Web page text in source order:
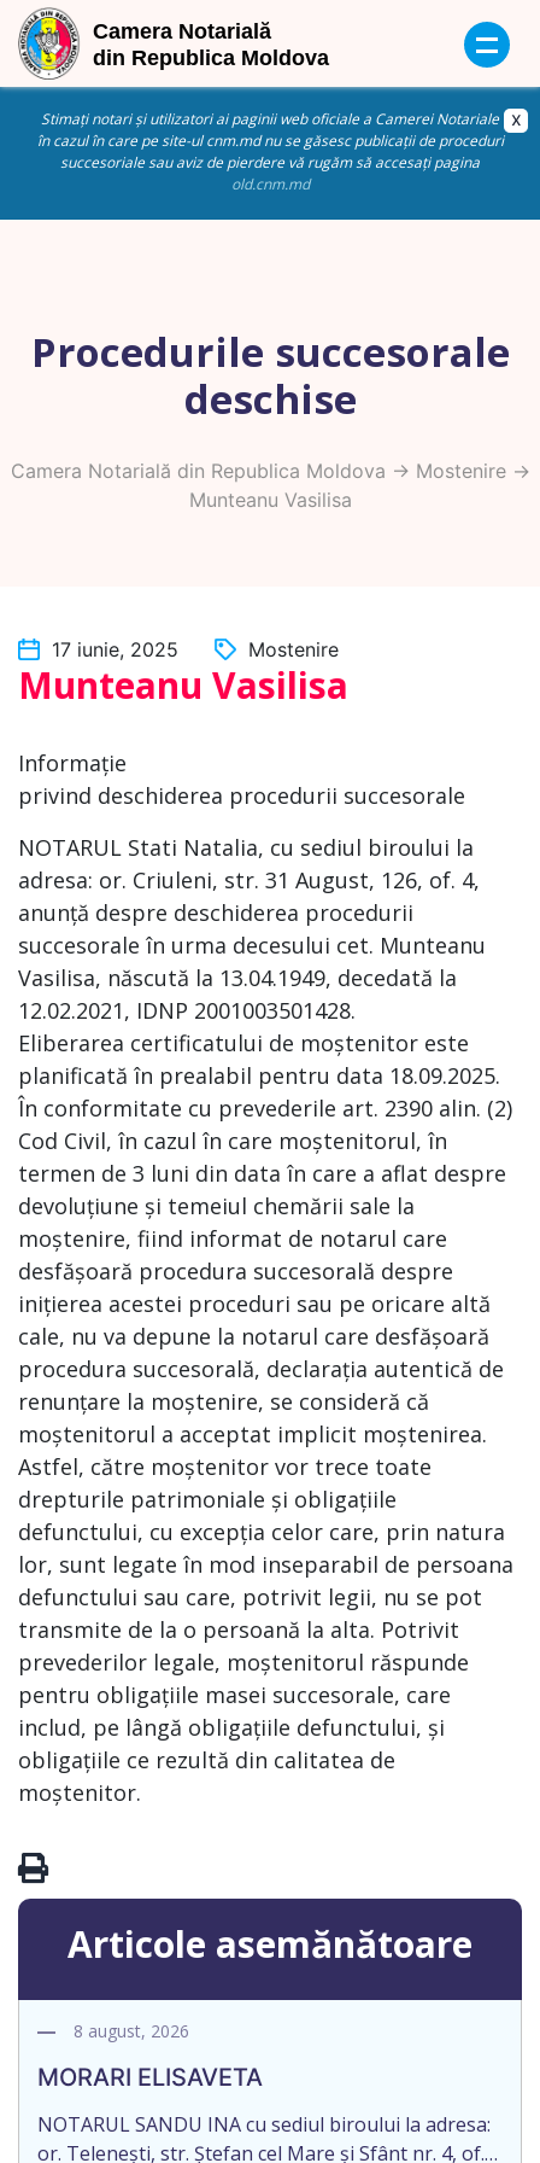
Stimați notari și utilizatori ai paginii web oficiale a Camerei Notariale
în cazul în care pe site-ul cnm.md nu se găsesc publicații de proceduri
succesoriale sau aviz de pierdere vă rugăm să accesați pagina
old.cnm.md
Procedurile succesorale
deschise
Camera Notarială din Republica Moldova -> Mostenire->
Munteanu Vasilisa
17 iunie, 2025 Mostenire
Munteanu Vasilisa
Informație
privind deschiderea procedurii succesorale
NOTARUL Stati Natalia, cu sediul biroului la
adresa: or. Criuleni, str. 31 August, 126, of. 4,
anunță despre deschiderea procedurii
succesorale în urma decesului cet. Munteanu
Vasilisa, născută la 13.04.1949, decedată la
12.02.2021, IDNP 2001003501428.
Eliberarea certificatului de moștenitor este
planificată în prealabil pentru data 18.09.2025.
În conformitate cu prevederile art. 2390 alin. (2)
Cod Civil, în cazul în care moștenitorul, în
termen de 3 luni din data în care a aflat despre
devoluțiune și temeiul chemării sale la
moștenire, fiind informat de notarul care
desfășoară procedura succesorală despre
inițierea acestei proceduri sau pe oricare altă
cale, nu va depune la notarul care desfășoară
procedura succesorală, declarația autentică de
renunțare la moștenire, se consideră că
moștenitorul a acceptat implicit moștenirea.
Astfel, către moștenitor vor trece toate
drepturile patrimoniale și obligațiile
defunctului, cu excepția celor care, prin natura
lor, sunt legate în mod inseparabil de persoana
defunctului sau care, potrivit legii, nu se pot
transmite de la o persoană la alta. Potrivit
prevederilor legale, moștenitorul răspunde
pentru obligațiile masei succesorale, care
includ, pe lângă obligațiile defunctului, și
obligațiile ce rezultă din calitatea de
moștenitor.
Articole asemănătoare
8 august, 2026
MORARI ELISAVETA
NOTARUL SANDU INA cu sediul biroului la adresa:
or. Telenești, str. Ștefan cel Mare și Sfânt nr. 4, of.